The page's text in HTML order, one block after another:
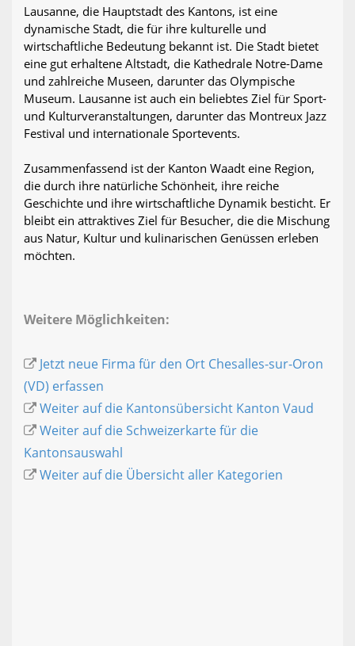
Lausanne, die Hauptstadt des Kantons, ist eine
dynamische Stadt, die für ihre kulturelle und
wirtschaftliche Bedeutung bekannt ist. Die Stadt bietet
eine gut erhaltene Altstadt, die Kathedrale Notre-Dame
und zahlreiche Museen, darunter das Olympische
Museum. Lausanne ist auch ein beliebtes Ziel für Sport-
und Kulturveranstaltungen, darunter das Montreux Jazz
Festival und internationale Sportevents.
Zusammenfassend ist der Kanton Waadt eine Region,
die durch ihre natürliche Schönheit, ihre reiche
Geschichte und ihre wirtschaftliche Dynamik besticht. Er
bleibt ein attraktives Ziel für Besucher, die die Mischung
aus Natur, Kultur und kulinarischen Genüssen erleben
möchten.
Weitere Möglichkeiten:
Jetzt neue Firma für den Ort Chesalles-sur-Oron
(VD) erfassen
Weiter auf die Kantonsübersicht Kanton Vaud
Weiter auf die Schweizerkarte für die
Kantonsauswahl
Weiter auf die Übersicht aller Kategorien